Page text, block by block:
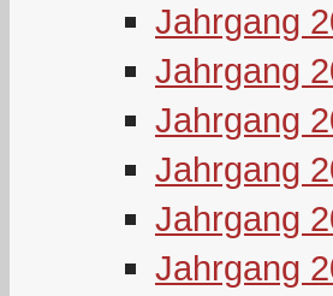
Jahrgang
Jahrgang
Jahrgang
Jahrgang
Jahrgang
Jahrgang